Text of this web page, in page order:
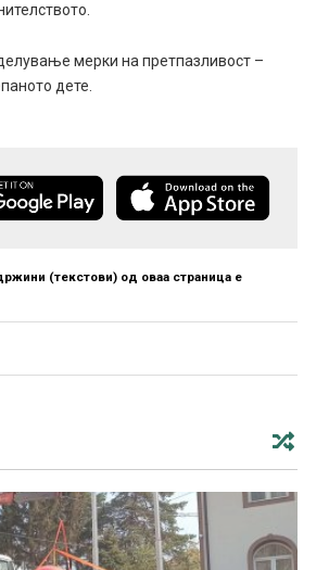
мерки на претпазливост –
дете.
(текстови) од оваа страница е